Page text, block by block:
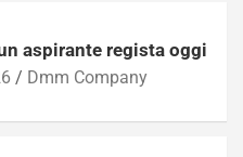
aspirante regista oggi
Dmm Company